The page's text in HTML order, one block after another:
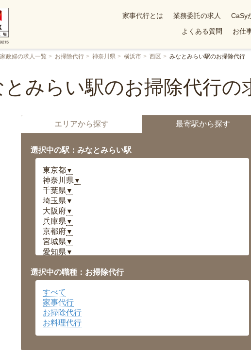
家事代行とは 業務委託の求人 CaSy
よくある質問
お仕
政婦の求人一覧 お掃除代行 神奈川県 横浜市 西区 みなとみらい駅のお掃除代行
とみらい駅のお掃除代行の
エリアから探す 最寄駅から探す
選択中の駅：みなとみらい駅
東京都▼
神奈川県 ▼
千葉県 ▼
埼玉県 ▼
大阪府▼
兵庫県 ▼
京都府▼
宮城県 ▼
愛知県 ▼
岡山県▼
広島県▼
沖縄県
選択中の職種：お掃除代行
すべて
家事代行
お掃除代行
お料理代行